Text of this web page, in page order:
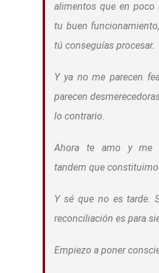
alimentos que en poco
tu buen
tú conseguías procesar.
Y ya no me parecen
parecen
lo contrario.
Ahora te amo y me
tandem que
Y sé que no es tarde.
reconciliación es para
Empiezo a poner